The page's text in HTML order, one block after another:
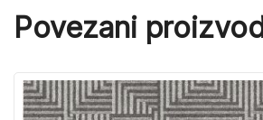
Povezani